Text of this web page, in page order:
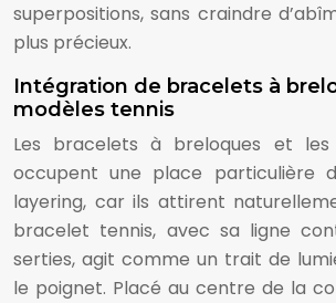
superpositions, sans craindre
plus précieux.
Intégration de bracelets à
modèles tennis
Les bracelets à breloques et les
occupent une place particulière
layering, car ils attirent
bracelet tennis, avec sa ligne
serties, agit comme un trait de
le poignet. Placé au centre de la